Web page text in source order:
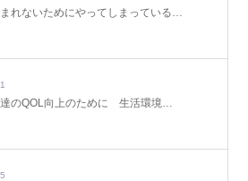
まれないためにやってしまっている…
達のQOL向上のために 生活環境…